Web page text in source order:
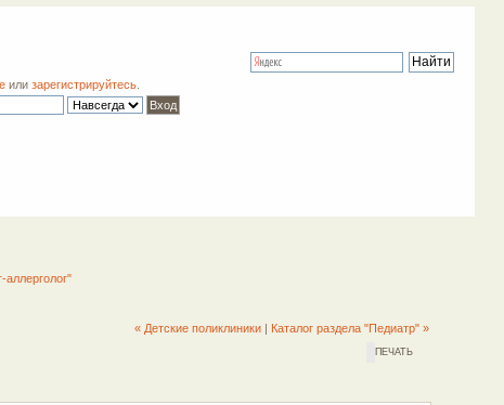
илизарегистрируйтесь
аллерголог"
« Детские поликлиники| Каталог раздела "Педиатр" »
ПЕЧАТЬ